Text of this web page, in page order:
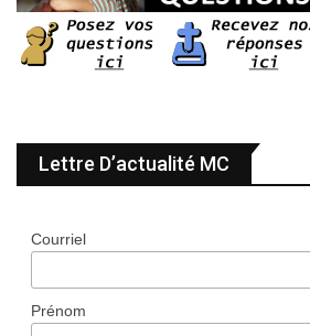
Lettre D’actualité MC
Courriel
Prénom